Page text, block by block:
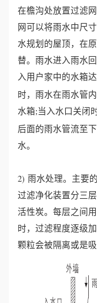
在檐沟处放置过滤
网可以将雨水中尺
水规划的屋顶，在
替。雨水进入雨水
入用户家中的水箱
时，雨水在雨水管
水箱; 当入水口关闭
后面的雨水管流至
水。
2) 雨水处理。主要
过滤净化装置分三
活性炭。每层之间
时，过滤程度逐级
颗粒会被隔离或是